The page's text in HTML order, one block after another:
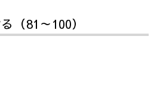
（81～100）